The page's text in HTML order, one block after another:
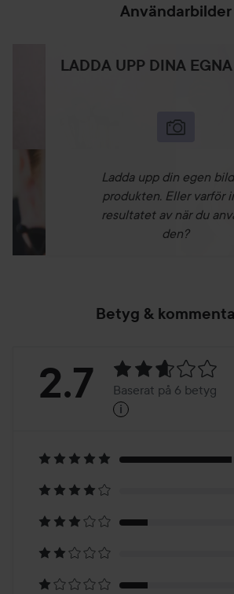
Användarbilder
LADDA UPP DINA
Ladda upp din egen
produkten. Eller varför
resultatet av när du
den?
Betyg &
Betyg:
Baserat
på
6
betyg
2.7 Baserat på 6 betyg
i